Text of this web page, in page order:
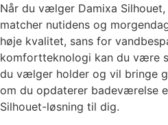
Når du vælger Damixa
matcher nutidens og
høje kvalitet, sans for
komfortteknologi kan du være
du vælger holder og vil bringe
om du opdaterer badeværelse
Silhouet-løsning til dig.